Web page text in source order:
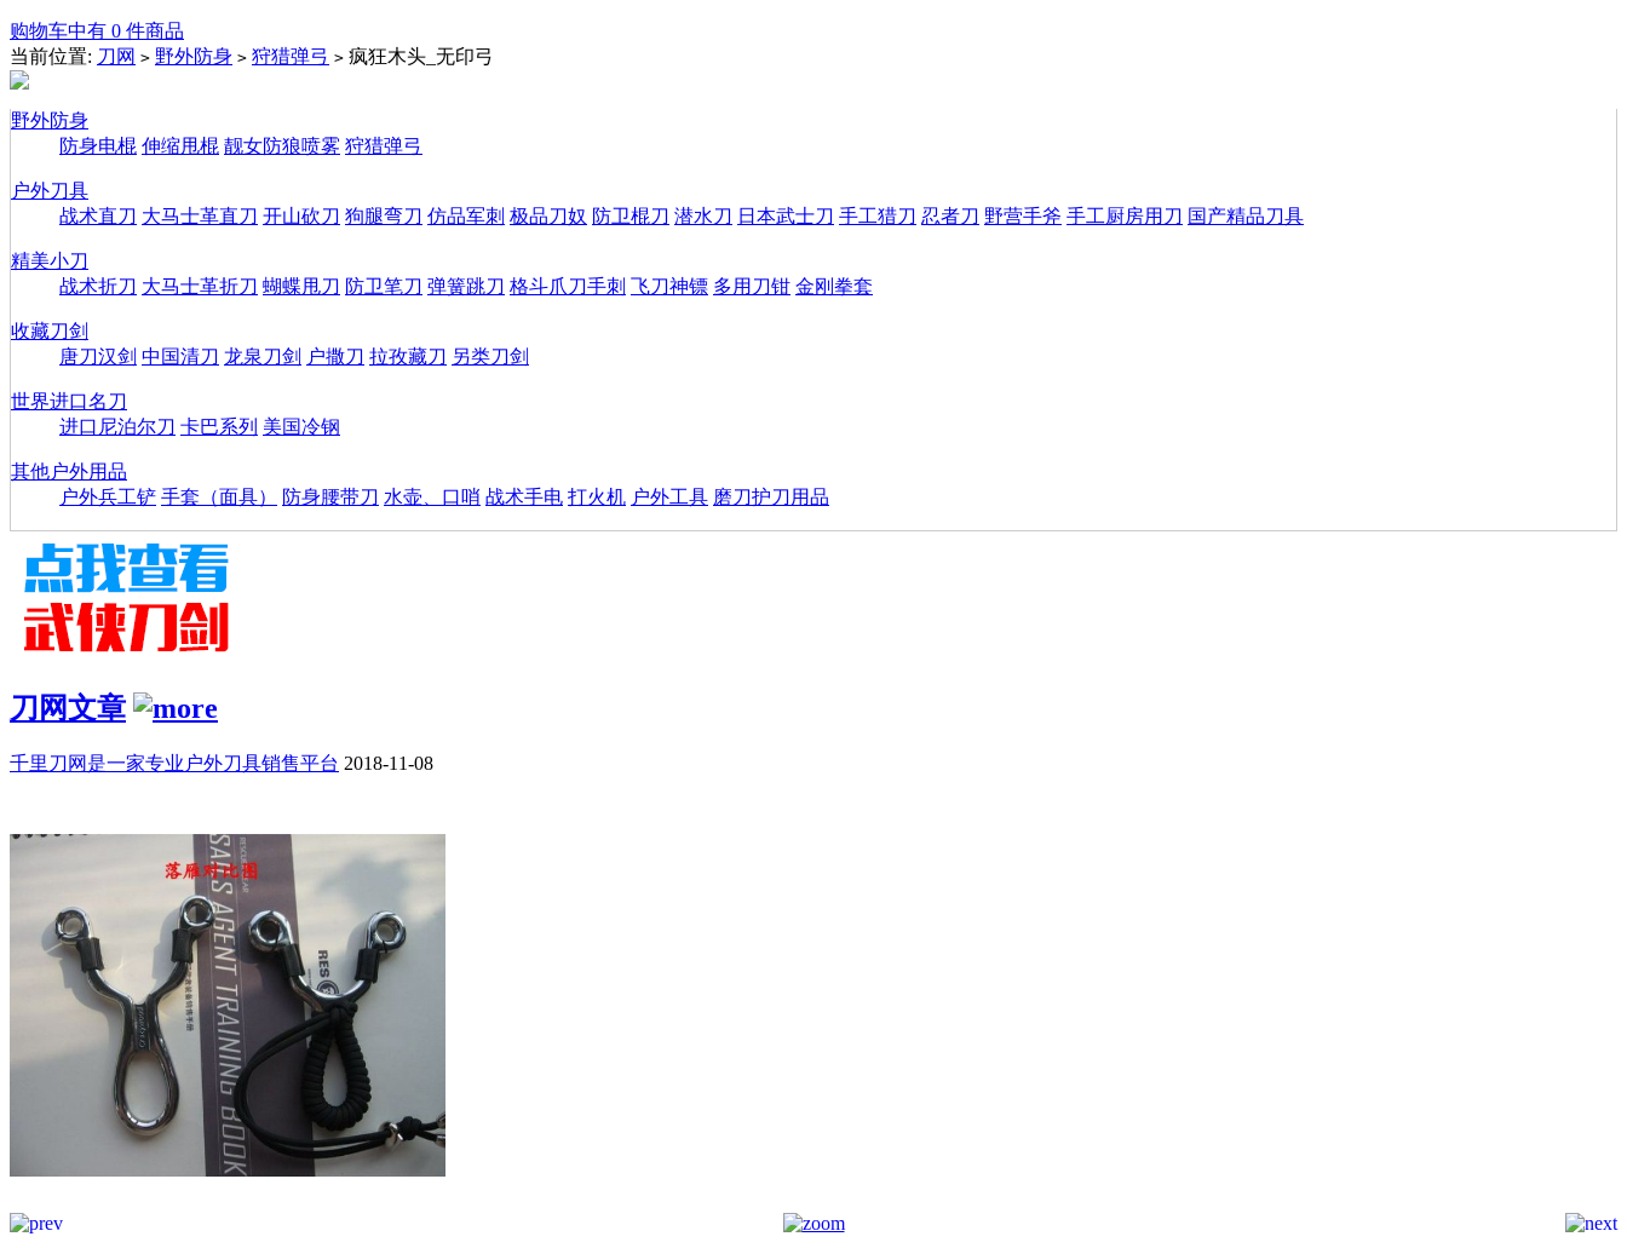
购物车中有 0 件商品
当前位置: 刀网 > 野外防身 > 狩猎弹弓 > 疯狂木头_无印弓
野外防身
防身电棍 伸缩甩棍 靓女防狼喷雾 狩猎弹弓
户外刀具
战术直刀 大马士革直刀 开山砍刀 狗腿弯刀 仿品军刺 极品刀奴 防卫棍刀 潜水刀 日本武士刀 手工猎刀 忍者刀 野营手斧 手工厨房用刀 国产精品刀具
精美小刀
战术折刀 大马士革折刀 蝴蝶甩刀 防卫笔刀 弹簧跳刀 格斗爪刀手刺 飞刀神镖 多用刀钳 金刚拳套
收藏刀剑
唐刀汉剑 中国清刀 龙泉刀剑 户撒刀 拉孜藏刀 另类刀剑
世界进口名刀
进口尼泊尔刀 卡巴系列 美国冷钢
其他户外用品
户外兵工铲 手套（面具） 防身腰带刀 水壶、口哨 战术手电 打火机 户外工具 磨刀护刀用品
刀网文章
千里刀网是一家专业户外刀具销售平台 2018-11-08